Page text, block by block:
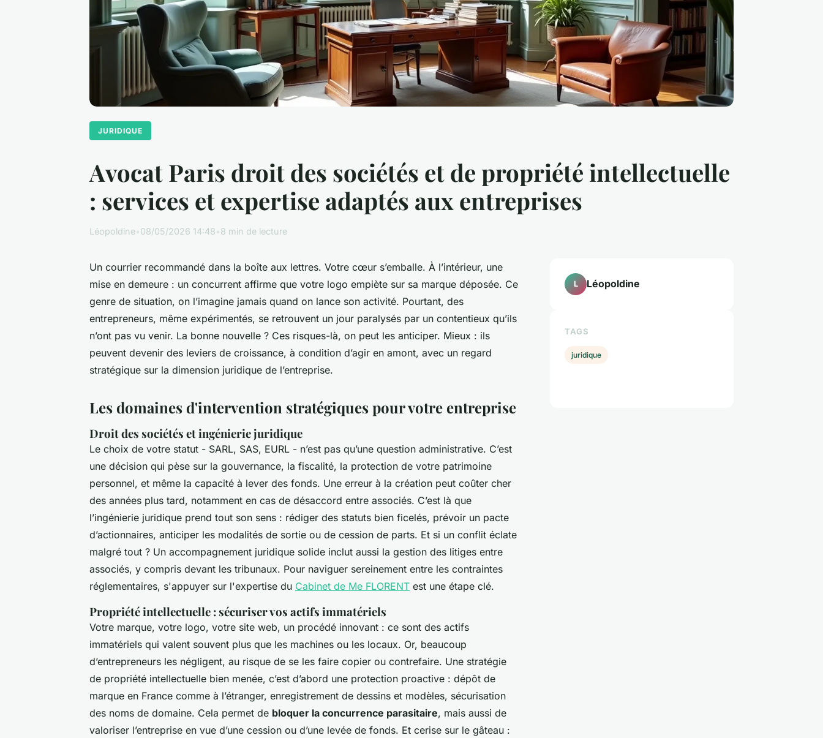
JURIDIQUE
Avocat Paris droit des sociétés et de propriété intellectuelle
: services et expertise adaptés aux entreprises
Léopoldine•08/05/2026 14:48•8 min de lecture
Un courrier recommandé dans la boîte aux lettres. Votre cœur s’emballe. À l’intérieur, une
mise en demeure : un concurrent affirme que votre logo empiète sur sa marque déposée. Ce
genre de situation, on l’imagine jamais quand on lance son activité. Pourtant, des
entrepreneurs, même expérimentés, se retrouvent un jour paralysés par un contentieux qu’ils
n’ont pas vu venir. La bonne nouvelle ? Ces risques-là, on peut les anticiper. Mieux : ils
peuvent devenir des leviers de croissance, à condition d’agir en amont, avec un regard
stratégique sur la dimension juridique de l’entreprise.
Les domaines d'intervention stratégiques pour votre entreprise
Droit des sociétés et ingénierie juridique
Le choix de votre statut - SARL, SAS, EURL - n’est pas qu’une question administrative. C’est
une décision qui pèse sur la gouvernance, la fiscalité, la protection de votre patrimoine
personnel, et même la capacité à lever des fonds. Une erreur à la création peut coûter cher
des années plus tard, notamment en cas de désaccord entre associés. C’est là que
l’ingénierie juridique prend tout son sens : rédiger des statuts bien ficelés, prévoir un pacte
d’actionnaires, anticiper les modalités de sortie ou de cession de parts. Et si un conflit éclate
malgré tout ? Un accompagnement juridique solide inclut aussi la gestion des litiges entre
associés, y compris devant les tribunaux. Pour naviguer sereinement entre les contraintes
réglementaires, s'appuyer sur l'expertise du Cabinet de Me FLORENT est une étape clé.
Propriété intellectuelle : sécuriser vos actifs immatériels
Votre marque, votre logo, votre site web, un procédé innovant : ce sont des actifs
immatériels qui valent souvent plus que les machines ou les locaux. Or, beaucoup
d’entrepreneurs les négligent, au risque de se les faire copier ou contrefaire. Une stratégie
de propriété intellectuelle bien menée, c’est d’abord une protection proactive : dépôt de
marque en France comme à l’étranger, enregistrement de dessins et modèles, sécurisation
des noms de domaine. Cela permet de bloquer la concurrence parasitaire, mais aussi de
valoriser l’entreprise en vue d’une cession ou d’une levée de fonds. Et cerise sur le gâteau :
L Léopoldine
TAGS
juridique